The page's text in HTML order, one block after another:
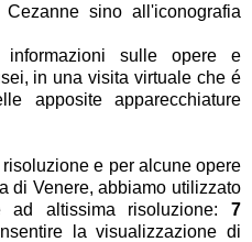
sino all'iconografia
informazioni sulle opere e
in una visita virtuale che é
apposite apparecchiature
e per alcune opere
di Venere, abbiamo utilizzato
ad altissima risoluzione: 7
la visualizzazione di